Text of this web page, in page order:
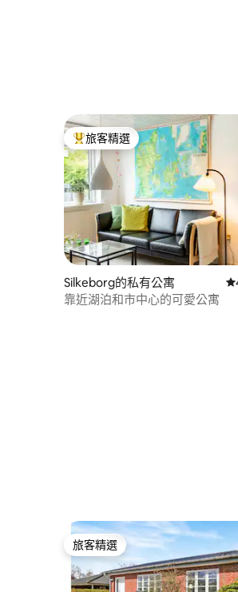
旅客精選榜首
旅客精選
Silkeborg的私有公寓
靠近湖泊和市中心的可愛公寓
旅客精選
旅客精選